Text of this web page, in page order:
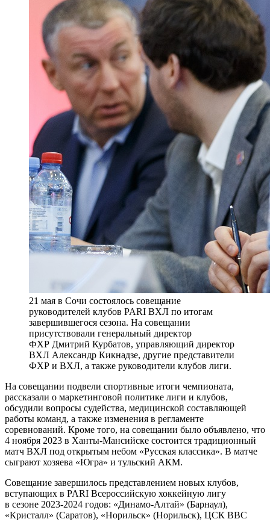
21 мая в Сочи состоялось совещание
руководителей клубов PARI ВХЛ по итогам
завершившегося сезона. На совещании
присутствовали генеральный директор
ФХР Дмитрий Курбатов, управляющий директор
ВХЛ Александр Кикнадзе, другие представители
ФХР и ВХЛ, а также руководители клубов лиги.
На совещании подвели спортивные итоги чемпионата,
рассказали о маркетинговой политике лиги и клубов,
обсудили вопросы судейства, медицинской составляющей
работы команд, а также изменения в регламенте
соревнований. Кроме того, на совещании было объявлено, что
4 ноября 2023 в Ханты-Мансийске состоится традиционный
матч ВХЛ под открытым небом «Русская классика». В матче
сыграют хозяева «Югра» и тульский АКМ.
Совещание завершилось представлением новых клубов,
вступающих в PARI Всероссийскую хоккейную лигу
в сезоне 2023-2024 годов: «Динамо-Алтай» (Барнаул),
«Кристалл» (Саратов), «Норильск» (Норильск), ЦСК ВВС